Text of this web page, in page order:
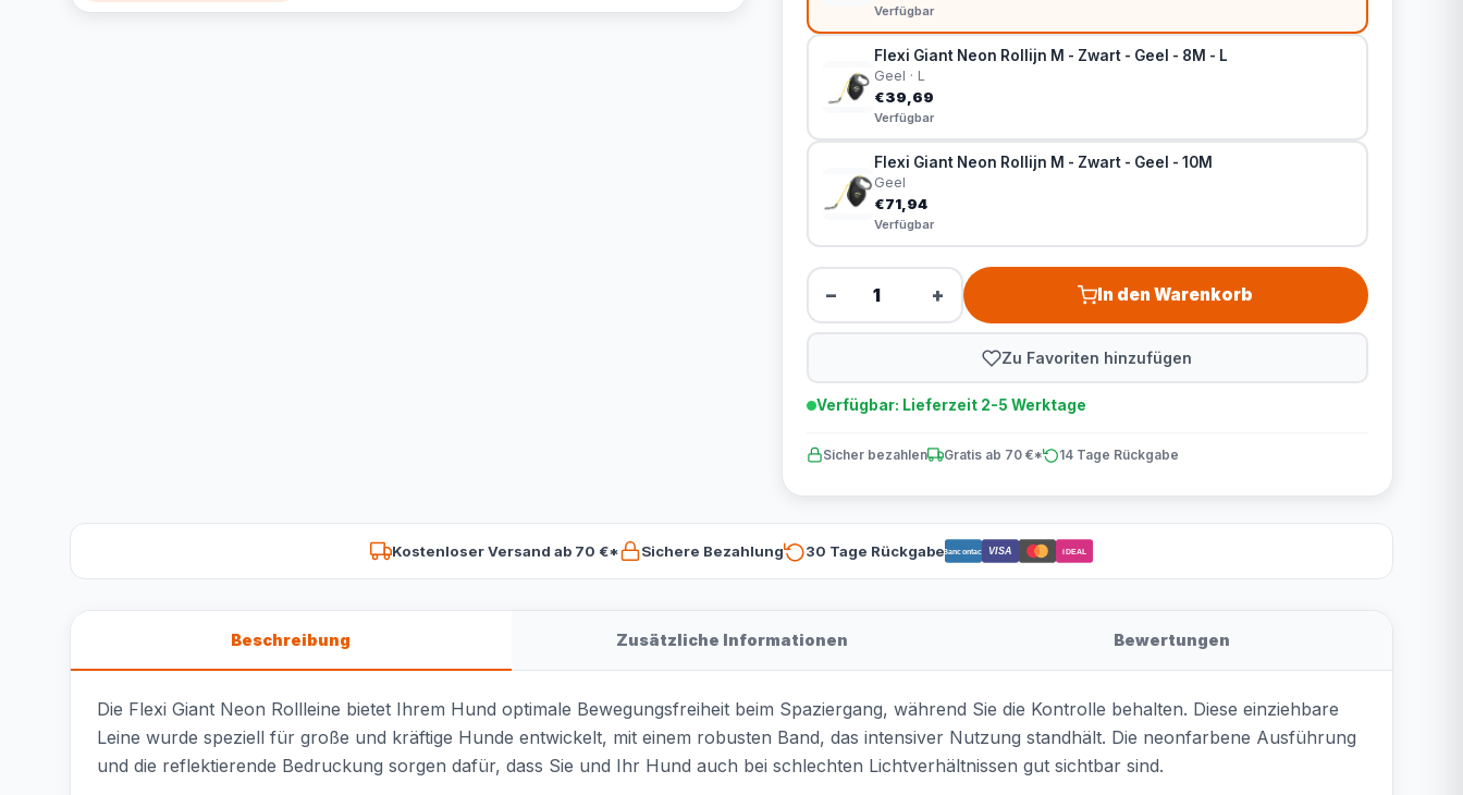
Verfügbar
Flexi Giant Neon Rollijn M - Zwart - Geel - 8M - L
Geel · L
€39,69
Verfügbar
Flexi Giant Neon Rollijn M - Zwart - Geel - 10M
Geel
€71,94
Verfügbar
− + In den Warenkorb
Zu Favoriten hinzufügen
Verfügbar: Lieferzeit 2-5 Werktage
Sicher bezahlen Gratis ab 70 €* 14 Tage Rückgabe
Kostenloser Versand ab 70 €* Sichere Bezahlung 30 Tage RückgabeBancontact VISA iDEAL
Beschreibung Zusätzliche Informationen Bewertungen
Die Flexi Giant Neon Rollleine bietet Ihrem Hund optimale Bewegungsfreiheit beim Spaziergang, während Sie die Kontrolle behalten. Diese einziehbare
Leine wurde speziell für große und kräftige Hunde entwickelt, mit einem robusten Band, das intensiver Nutzung standhält. Die neonfarbene Ausführung
und die reflektierende Bedruckung sorgen dafür, dass Sie und Ihr Hund auch bei schlechten Lichtverhältnissen gut sichtbar sind.